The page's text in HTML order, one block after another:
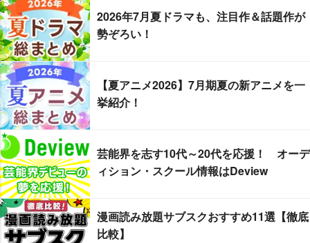
2026年7月夏ドラマも、注目作＆話題作が
勢ぞろい！
【夏アニメ2026】7月期夏の新アニメを一
挙紹介！
芸能界を志す10代～20代を応援！ オーデ
ィション・スクール情報はDeview
漫画読み放題サブスクおすすめ11選【徹底
比較】